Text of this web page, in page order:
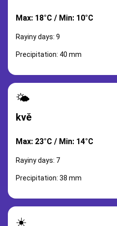
Max: 18°C / Min: 10°C
Rayiny days: 9
Precipitation: 40 mm
🌤️
kvě
Max: 23°C / Min: 14°C
Rayiny days: 7
Precipitation: 38 mm
☀️